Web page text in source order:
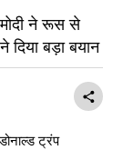
ने रूस से
दिया बड़ा बयान
ट्रंप